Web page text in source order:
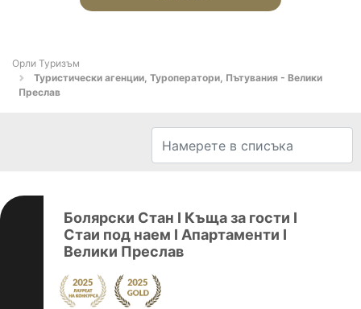
Орли Туризъм
Туристически агенции, Туроператори, Пътувания - Велики
Преслав
Болярски Стан І Къща за гости І
Стаи под наем І Апартаменти І
Велики Преслав